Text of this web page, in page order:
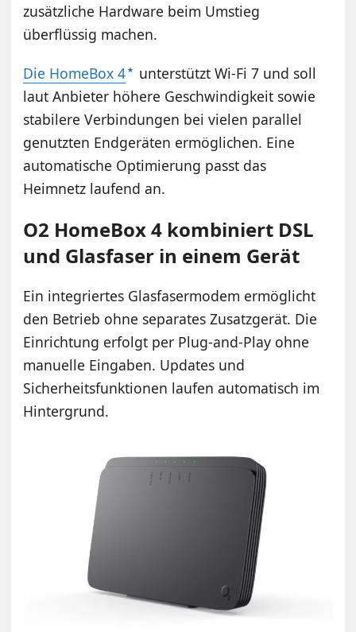
zusätzliche Hardware beim Umstieg
überflüssig machen.
Die HomeBox 4
unterstützt Wi-Fi 7 und soll
laut Anbieter höhere Geschwindigkeit sowie
stabilere Verbindungen bei vielen parallel
genutzten Endgeräten ermöglichen. Eine
automatische Optimierung passt das
Heimnetz laufend an.
O2 HomeBox 4 kombiniert DSL
und Glasfaser in einem Gerät
Ein integriertes Glasfasermodem ermöglicht
den Betrieb ohne separates Zusatzgerät. Die
Einrichtung erfolgt per Plug-and-Play ohne
manuelle Eingaben. Updates und
Sicherheitsfunktionen laufen automatisch im
Hintergrund.